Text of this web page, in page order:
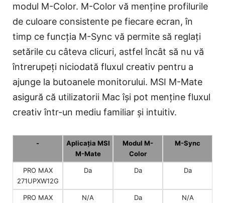
modul M-Color. M-Color vă menține profilurile
de culoare consistente pe fiecare ecran, în
timp ce funcția M-Sync vă permite să reglați
setările cu câteva clicuri, astfel încât să nu vă
întrerupeți niciodată fluxul creativ pentru a
ajunge la butoanele monitorului. MSI M-Mate
asigură că utilizatorii Mac își pot menține fluxul
creativ într-un mediu familiar și intuitiv.
-
Aplicația MSI
M-Mate
Modul M-
Color
M-Sync
PRO MAX
271UPXW12G
Da Da Da
PRO MAX
N/A Da N/A